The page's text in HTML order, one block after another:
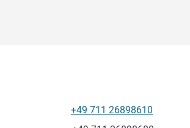
Телефон
+49 711 26898610